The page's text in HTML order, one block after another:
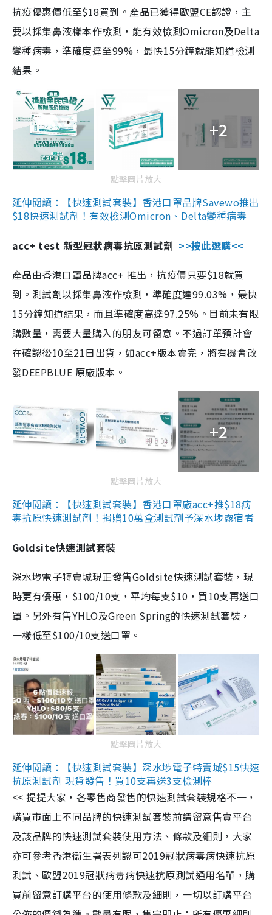
抗疫優惠價低至$18買到。產品已獲得歐盟CE認證，主
要以採集鼻液樣本作檢測，能有效檢測Omicron及Delta
變種病毒，準確度達至99%，最快15分鐘就能知道檢測
結果。
+2
點擊圖片放大
延伸閱讀：【快速測試套裝】香港口罩品牌Savewo推出
$18快速測試劑！有效檢測Omicron、Delta變種病毒
acc+ test 新型冠狀病毒抗原測試劑 >>按此選購<<
產品由香港口罩品牌acc+ 推出，抗疫價只要$18就買
到。測試劑以採集鼻液作檢測，準確度達99.03%，最快
15分鐘知道結果，而且準確度高達97.25%。目前未有限
購數量，需要大量購入的朋友可留意。不過訂單預計會
在確認後10至21日出貨，如acc+版本賣完，將有機會改
發DEEPBLUE 原廠版本。
+2
點擊圖片放大
延伸閱讀：【快速測試套裝】香港口罩廠acc+推$18病
毒抗原快速測試劑！捐贈10萬盒測試劑予深水埗露宿者
Goldsite快速測試套裝
深水埗電子特賣城現正發售Goldsite快速測試套裝，現
時更有優惠，$100/10支，平均每支$10，買10支再送口
罩。另外有售YHLO及Green Spring的快速測試套裝，
一樣低至$100/10支送口罩。
點擊圖片放大
延伸閱讀：【快速測試套裝】深水埗電子特賣城$15快速
抗原測試劑 現貨發售！買10支再送3支檢測棒
<< 提提大家，各零售商發售的快速測試套裝規格不一，
購買市面上不同品牌的快速測試套裝前請留意售賣平台
及該品牌的快速測試套裝使用方法、條款及細則，大家
亦可參考香港衞生署表列認可2019冠狀病毒病快速抗原
測試、歐盟2019冠狀病毒病快速抗原測試通用名單，購
買前留意訂購平台的使用條款及細則，一切以訂購平台